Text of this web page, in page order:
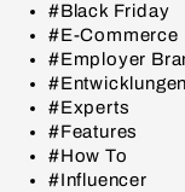
#Black Friday
#E-Commerce
#Employer
#Entwicklungen
#Experts
#Features
#How To
#Influencer